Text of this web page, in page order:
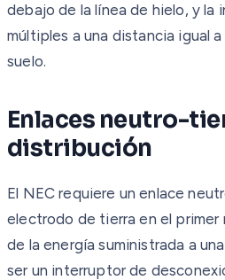
debajo de la línea de hielo, y la
múltiples a una distancia igual
suelo.
Enlaces neutro-
distribución
El NEC requiere un enlace
electrodo de tierra en el primer
de la energía suministrada a
ser un interruptor de